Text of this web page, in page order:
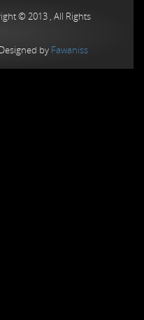
© 2013 , All Rights
Designed by Fawaniss